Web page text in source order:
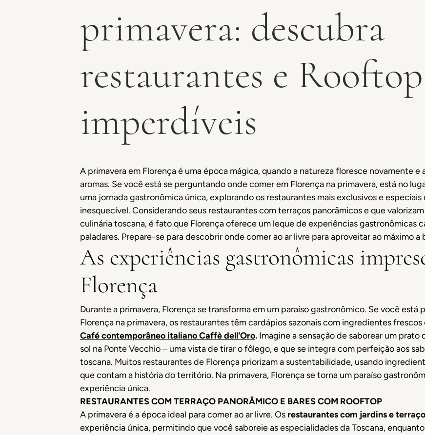
primavera: descubra
restaurantes e
imperdíveis
A primavera em Florença é uma época mágica, quando a natureza floresce novamente e
aromas. Se você está se perguntando onde comer em Florença na primavera, está no
uma jornada gastronômica única, explorando os restaurantes mais exclusivos e
inesquecível. Considerando seus restaurantes com terraços panorâmicos e que
culinária toscana, é fato que Florença oferece um leque de experiências gastronômicas
paladares. Prepare-se para descobrir onde comer ao ar livre para aproveitar ao máximo a
As experiências gastronômicas
Florença
Durante a primavera, Florença se transforma em um paraíso gastronômico. Se você
Florença na primavera, os restaurantes têm cardápios sazonais com ingredientes
Café contemporâneo italiano Caffè dell'Oro. Imagine a sensação de saborear um prato
sol na Ponte Vecchio – uma vista de tirar o fôlego, e que se integra com perfeição aos
toscana. Muitos restaurantes de Florença priorizam a sustentabilidade, usando
que contam a história do território. Na primavera, Florença se torna um paraíso
experiência única.
RESTAURANTES COM TERRAÇO PANORÂMICO E BARES COM ROOFTOP
A primavera é a época ideal para comer ao ar livre. Os restaurantes com jardins e
experiência única, permitindo que você saboreie as especialidades da Toscana,